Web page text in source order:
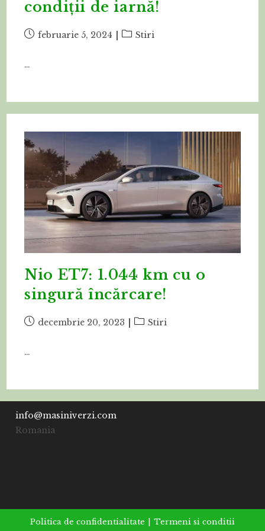
condiții de iarnă!
Postfebruarie 5, 2024
PostStiri
…
Nio ET7: 1.044 km cu o
singură încărcare!
Postdecembrie 20, 2023
PostStiri
…
info@masiniverzi.com
Romania
Politica de confidentialitate Termeni si conditii